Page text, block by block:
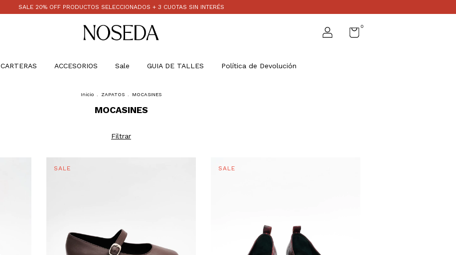
SALE 20% OFF PRODUCTOS SELECCIONADOS + 3 CUOTAS SIN INTERÉS
0
CARTERAS ACCESORIOS Sale GUIA DE TALLES Política de Devolución
Inicio ZAPATOS MOCASINES
MOCASINES
Filtrar